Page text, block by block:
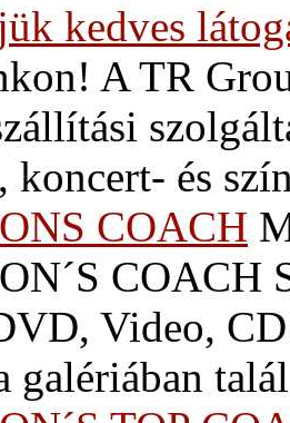
kedves
A TR
koncert- és
COACH
COACH
Video,
galériában